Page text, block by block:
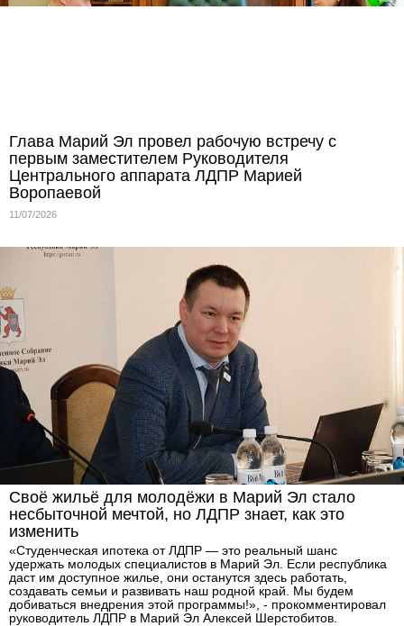
Глава Марий Эл провел рабочую встречу с
первым заместителем Руководителя
Центрального аппарата ЛДПР Марией
Воропаевой
11/07/2026
Своё жильё для молодёжи в Марий Эл стало
несбыточной мечтой, но ЛДПР знает, как это
изменить
«Студенческая ипотека от ЛДПР — это реальный шанс
удержать молодых специалистов в Марий Эл. Если республика
даст им доступное жилье, они останутся здесь работать,
создавать семьи и развивать наш родной край. Мы будем
добиваться внедрения этой программы!», - прокомментировал
руководитель ЛДПР в Марий Эл Алексей Шерстобитов.